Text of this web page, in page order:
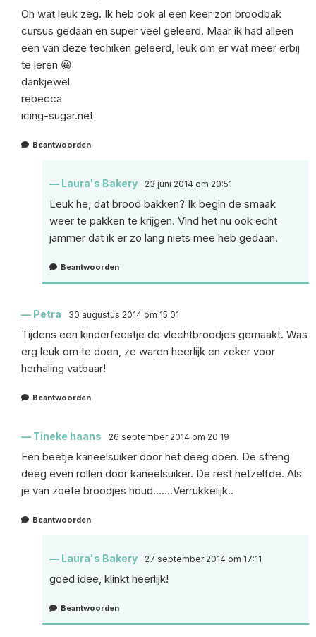
Oh wat leuk zeg. Ik heb ook al een keer zon broodbak
cursus gedaan en super veel geleerd. Maar ik had alleen
een van deze techiken geleerd, leuk om er wat meer erbij
te leren 😀
dankjewel
rebecca
icing-sugar.net
Beantwoorden
Laura's Bakery 23 juni 2014 om 20:51
Leuk he, dat brood bakken? Ik begin de smaak
weer te pakken te krijgen. Vind het nu ook echt
jammer dat ik er zo lang niets mee heb gedaan.
Beantwoorden
Petra 30 augustus 2014 om 15:01
Tijdens een kinderfeestje de vlechtbroodjes gemaakt. Was
erg leuk om te doen, ze waren heerlijk en zeker voor
herhaling vatbaar!
Beantwoorden
Tineke haans 26 september 2014 om 20:19
Een beetje kaneelsuiker door het deeg doen. De streng
deeg even rollen door kaneelsuiker. De rest hetzelfde. Als
je van zoete broodjes houd…….Verrukkelijk..
Beantwoorden
Laura's Bakery 27 september 2014 om 17:11
goed idee, klinkt heerlijk!
Beantwoorden